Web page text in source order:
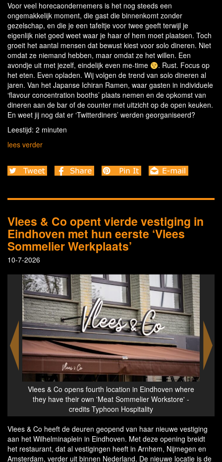
Voor veel horecaondernemers is het nog steeds een
ongemakkelijk moment, die gast die binnenkomt zonder
gezelschap, en die je een tafeltje voor twee geeft terwijl je
eigenlijk niet goed weet waar je haar of hem moet plaatsen. Toch
groeit het aantal mensen dat bewust kiest voor solo dineren. Niet
omdat ze niemand hebben, maar omdat ze het willen. Een
avondje uit met jezelf, eindelijk even me-time
. Rust. Focus op
het eten. Even opladen. Wij volgen de trend van solo dineren al
jaren. Van het Japanse Ichiran Ramen, waar gasten in individuele
‘flavour concentration booths’ plaats nemen en de opkomst van
dineren aan de bar of de counter met uitzicht op de open keuken.
En weet jij nog dat er ‘Twitterdiners’ werden georganiseerd?
Leestijd: 2 minuten
lees verder
Vlees & Co opent vierde vestiging in
Eindhoven met hun eerste ‘Vlees
Sommelier Werkplaats’
10-7-2026
Vlees & Co opens fourth location in Eindhoven where
they have their own 'Meat Sommelier Workstore'
Vlees & Co heeft de deuren geopend van haar nieuwe vestiging
aan het Wilhelminaplein in Eindhoven. Met deze opening breidt
het restaurant, dat al vestigingen heeft in Arnhem, Nijmegen en
Amsterdam, verder uit binnen Nederland. De nieuwe locatie is de